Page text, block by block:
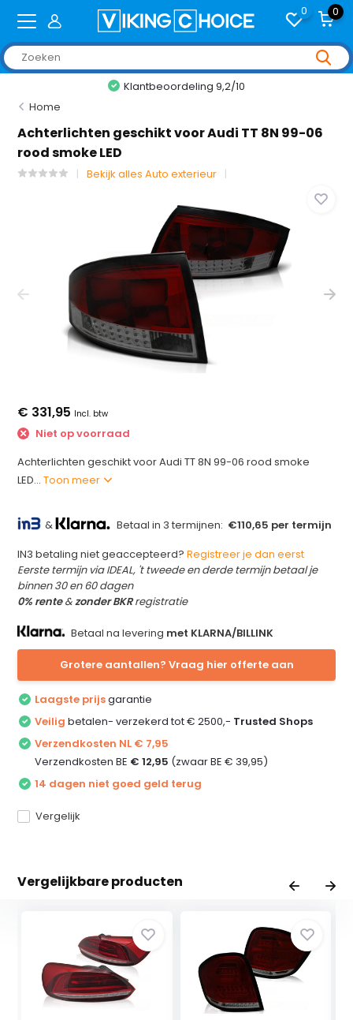
0 0
Klantbeoordeling 9,2/10
Home
Achterlichten geschikt voor Audi TT 8N 99-06
rood smoke LED
Bekijk alles Auto exterieur
€ 331,95 Incl. btw
Niet op voorraad
Achterlichten geschikt voor Audi TT 8N 99-06 rood smoke
LED...Toon meer
& Betaal in 3 termijnen: €110,65 per termijn
IN3 betaling niet geaccepteerd?Registreer je dan eerst
Eerste termijn via IDEAL, 't tweede en derde termijn betaal je
binnen 30 en 60 dagen
0% rente&zonder BKRregistratie
Betaal na levering met KLARNA/BILLINK
Grotere aantallen? Vraag hier offerte aan
Laagste prijsgarantie
Veilig betalen- verzekerd tot € 2500,- Trusted Shops
Verzendkosten NL € 7,95
Verzendkosten BE € 12,95 (zwaar BE € 39,95)
14 dagen niet goed geld terug
Vergelijk
Vergelijkbare producten